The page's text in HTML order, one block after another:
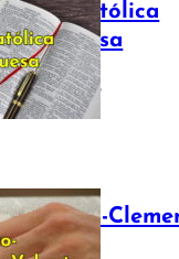
Bíblia Católica
Portuguesa
July 16, 2025
The Sixto-
Vulgate